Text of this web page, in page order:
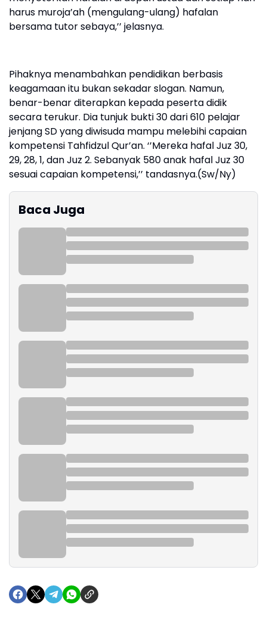
harus muroja’ah (mengulang-ulang) hafalan
bersama tutor sebaya,’’ jelasnya.
Pihaknya menambahkan pendidikan berbasis
keagamaan itu bukan sekadar slogan. Namun,
benar-benar diterapkan kepada peserta didik
secara terukur. Dia tunjuk bukti 30 dari 610 pelajar
jenjang SD yang diwisuda mampu melebihi capaian
kompetensi Tahfidzul Qur’an. ‘’Mereka hafal Juz 30,
29, 28, 1, dan Juz 2. Sebanyak 580 anak hafal Juz 30
sesuai capaian kompetensi,’’ tandasnya.(Sw/Ny)
Baca Juga